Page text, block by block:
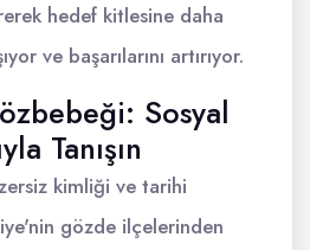
hedef kitlesine daha
ve başarılarını artırıyor.
Sosyal
Tanışın
kimliği ve tarihi
gözde ilçelerinden